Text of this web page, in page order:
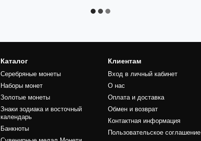
Каталог
Серебряные монеты
Наборы монет
Золотые монеты
Знаки зодиака и восточный
календарь
Банкноты
Клиентам
Вход в личный кабинет
О нас
Оплата и доставка
Обмен и возврат
Контактная информация
Пользовательское соглашение